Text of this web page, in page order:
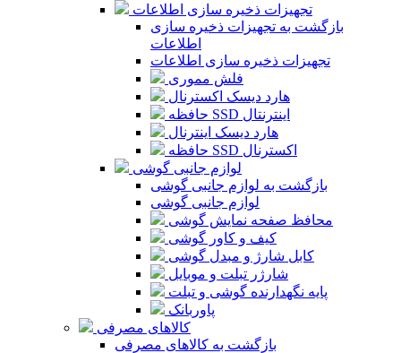
تجهیزات ذخیره سازی اطلاعات
بازگشت به تجهیزات ذخیره سازی
اطلاعات
تجهیزات ذخیره سازی اطلاعات
فلش مموری
هارد دیسک اکسترنال
حافظه SSD اینترنتال
هارد دیسک اینترنال
حافظه SSD اکسترنال
لوازم جانبی گوشی
بازگشت به لوازم جانبی گوشی
لوازم جانبی گوشی
محافظ صفحه نمایش گوشی
کیف و کاور گوشی
کابل شارژ و مبدل گوشی
شارژر تبلت و موبایل
پایه نگهدارنده گوشی و تبلت
پاوربانک
کالاهای مصرفی
بازگشت به کالاهای مصرفی